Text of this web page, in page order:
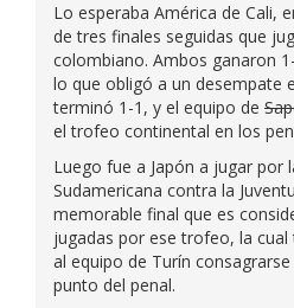
Lo esperaba América de Cali,
de tres finales seguidas que
colombiano. Ambos ganaron
lo que obligó a un desempate
terminó 1-1, y el equipo de
el trofeo continental en los
Luego fue a Japón a jugar por
Sudamericana contra la
memorable final que es
jugadas por ese trofeo, la
al equipo de Turín
punto del penal.